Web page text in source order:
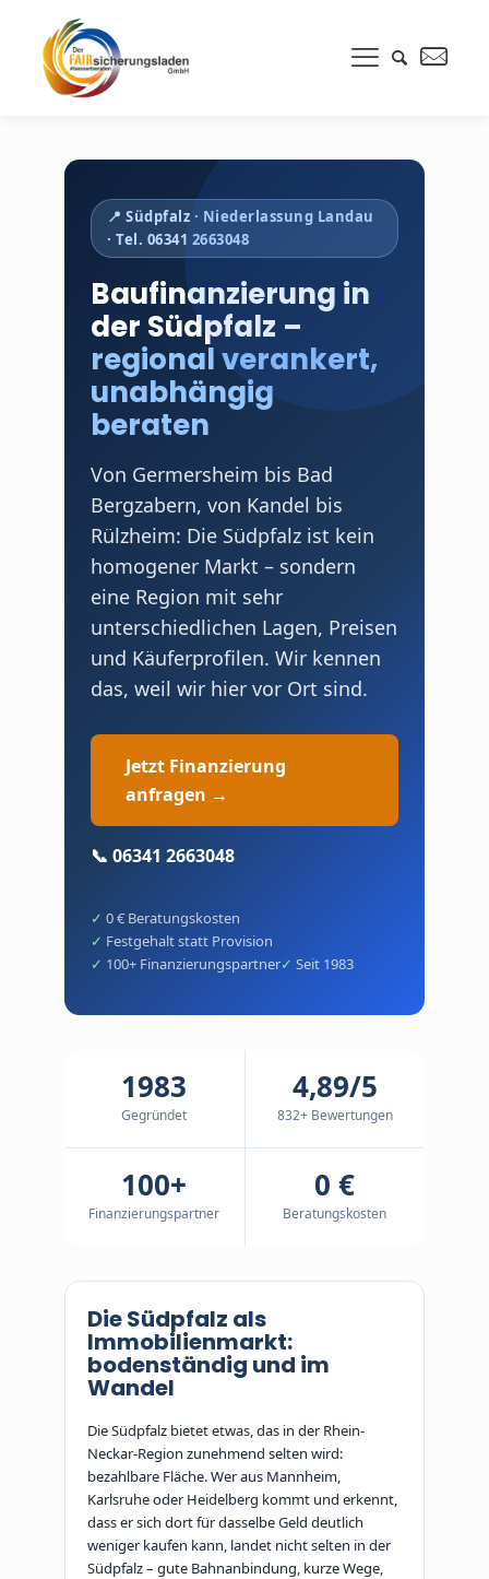
📍 Südpfalz · Niederlassung Landau
· Tel. 06341 2663048
Baufinanzierung in
der Südpfalz –
regional verankert,
unabhängig
beraten
Von Germersheim bis Bad
Bergzabern, von Kandel bis
Rülzheim: Die Südpfalz ist kein
homogener Markt – sondern
eine Region mit sehr
unterschiedlichen Lagen, Preisen
und Käuferprofilen. Wir kennen
das, weil wir hier vor Ort sind.
Jetzt Finanzierung
anfragen →
📞 06341 2663048
0 € Beratungskosten
Festgehalt statt Provision
100+ Finanzierungspartner
Seit 1983
1983
Gegründet
4,89/5
832+ Bewertungen
100+
Finanzierungspartner
0 €
Beratungskosten
Die Südpfalz als
Immobilienmarkt:
bodenständig und im
Wandel
Die Südpfalz bietet etwas, das in der Rhein-
Neckar-Region zunehmend selten wird:
bezahlbare Fläche. Wer aus Mannheim,
Karlsruhe oder Heidelberg kommt und erkennt,
dass er sich dort für dasselbe Geld deutlich
weniger kaufen kann, landet nicht selten in der
Südpfalz – gute Bahnanbindung, kurze Wege,